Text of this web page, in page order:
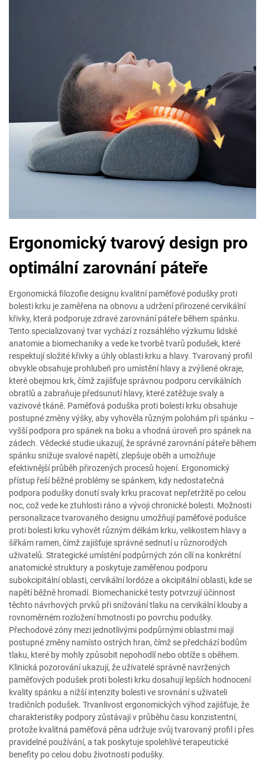
Ergonomický tvarový design pro
optimální zarovnání páteře
Ergonomická filozofie designu kvalitní paměťové podušky proti
bolesti krku je zaměřena na obnovu a udržení přirozené cervikální
křivky, která podporuje zdravé zarovnání páteře během spánku.
Tento specializovaný tvar vychází z rozsáhlého výzkumu lidské
anatomie a biomechaniky a vede ke tvorbě tvarů podušek, které
respektují složité křivky a úhly oblasti krku a hlavy. Tvarovaný profil
obvykle obsahuje prohlubeň pro umístění hlavy a zvýšené okraje,
které obejmou krk, čímž zajišťuje správnou podporu cervikálních
obratlů a zabraňuje předsunutí hlavy, které zatěžuje svaly a
vazivové tkáně. Paměťová poduška proti bolesti krku obsahuje
postupné změny výšky, aby vyhověla různým polohám při spánku –
vyšší podpora pro spánek na boku a vhodná úroveň pro spánek na
zádech. Vědecké studie ukazují, že správné zarovnání páteře během
spánku snižuje svalové napětí, zlepšuje oběh a umožňuje
efektivnější průběh přirozených procesů hojení. Ergonomický
přístup řeší běžné problémy se spánkem, kdy nedostatečná
podpora podušky donutí svaly krku pracovat nepřetržitě po celou
noc, což vede ke ztuhlosti ráno a vývoji chronické bolesti. Možnosti
personalizace tvarovaného designu umožňují paměťové podušce
proti bolesti krku vyhovět různým délkám krku, velikostem hlavy a
šířkám ramen, čímž zajišťuje správné sednutí u různorodých
uživatelů. Strategické umístění podpůrných zón cílí na konkrétní
anatomické struktury a poskytuje zaměřenou podporu
subokcipitální oblasti, cervikální lordóze a okcipitální oblasti, kde se
napětí běžně hromadí. Biomechanické testy potvrzují účinnost
těchto návrhových prvků při snižování tlaku na cervikální klouby a
rovnoměrném rozložení hmotnosti po povrchu podušky.
Přechodové zóny mezi jednotlivými podpůrnými oblastmi mají
postupné změny namísto ostrých hran, čímž se předchází bodům
tlaku, které by mohly způsobit nepohodlí nebo obtíže s oběhem.
Klinická pozorování ukazují, že uživatelé správně navržených
paměťových podušek proti bolesti krku dosahují lepších hodnocení
kvality spánku a nižší intenzity bolesti ve srovnání s uživateli
tradičních podušek. Trvanlivost ergonomických výhod zajišťuje, že
charakteristiky podpory zůstávají v průběhu času konzistentní,
protože kvalitná paměťová pěna udržuje svůj tvarovaný profil i přes
pravidelné používání, a tak poskytuje spolehlivé terapeutické
benefity po celou dobu životnosti podušky.